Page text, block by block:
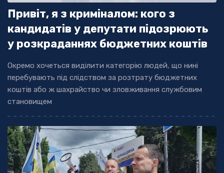
Привіт, я з криміналом: кого з
кандидатів у депутати підозрюють
у розкраданнях бюджетних коштів
Окремо хочеться виділити категорію людей, що нині
перебувають під слідством за розтрату бюджетних
коштів або ж шахрайство чи зловживання службовим
становищем